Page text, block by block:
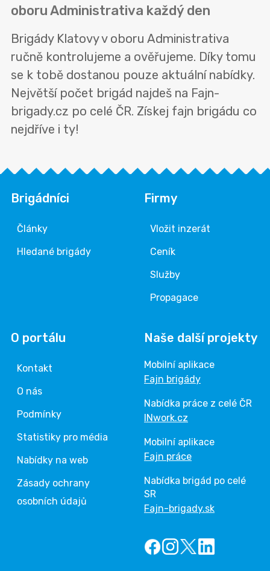
oboru Administrativa každý den
Brigády Klatovy v oboru Administrativa
ručně kontrolujeme a ověřujeme. Díky tomu
se k tobě dostanou pouze aktuální nabídky.
Největší počet brigád najdeš na Fajn-
brigady.cz po celé ČR. Získej fajn brigádu co
nejdříve i ty!
Brigádníci
Články
Hledané brigády
Firmy
Vložit inzerát
Ceník
Služby
Propagace
O portálu
Kontakt
O nás
Podmínky
Statistiky pro média
Nabídky na web
Zásady ochrany
osobních údajů
Naše další projekty
Mobilní aplikace
Fajn brigády
Nabídka práce z celé ČR
INwork.cz
Mobilní aplikace
Fajn práce
Nabídka brigád po celé
SR
Fajn-brigady.sk